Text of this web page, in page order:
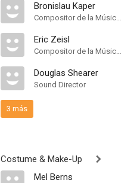
Bronislau Kaper
Compositor de la Música Original
Eric Zeisl
Compositor de la Música Original
Douglas Shearer
Sound Director
3 más
Costume & Make-Up
Mel Berns